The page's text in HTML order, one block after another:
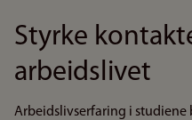
Styrke
arbeidslivet
Arbeidslivserfaring i